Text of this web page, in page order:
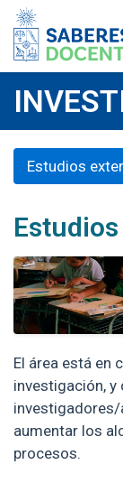
El área está en
investigación,
investigadores/
aumentar los
procesos.
Estudios